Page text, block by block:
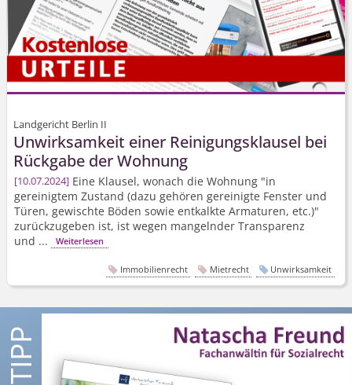
Landgericht Berlin II
Unwirksamkeit einer Reinigungsklausel bei
Rückgabe der Wohnung
10.07.2024 Eine Klausel, wonach die Wohnung "in
gereinigtem Zustand (dazu gehören gereinigte Fenster und
Türen, gewischte Böden sowie entkalkte Armaturen, etc.)"
zurückzugeben ist, ist wegen mangelnder Transparenz
und ...
Weiterlesen
Immobilienrecht Mietrecht Unwirksamkeit